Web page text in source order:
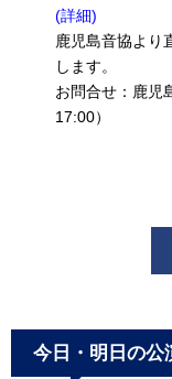
(詳細)
鹿児島音協より
します。
お問合せ：鹿児
17:00）
今日・明日の公